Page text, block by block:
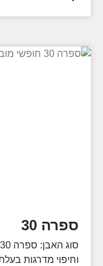
ספרה 30
וחיפוי מדרגות